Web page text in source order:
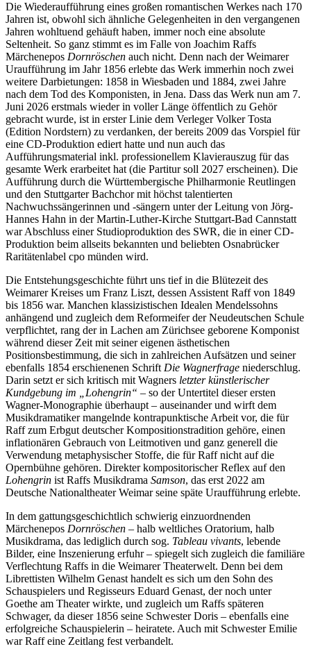
Die Wiederaufführung eines großen romantischen Werkes nach 170
Jahren ist, obwohl sich ähnliche Gelegenheiten in den vergangenen
Jahren wohltuend gehäuft haben, immer noch eine absolute
Seltenheit. So ganz stimmt es im Falle von Joachim Raffs
Märchenepos Dornröschen auch nicht. Denn nach der Weimarer
Uraufführung im Jahr 1856 erlebte das Werk immerhin noch zwei
weitere Darbietungen: 1858 in Wiesbaden und 1884, zwei Jahre
nach dem Tod des Komponisten, in Jena. Dass das Werk nun am 7.
Juni 2026 erstmals wieder in voller Länge öffentlich zu Gehör
gebracht wurde, ist in erster Linie dem Verleger Volker Tosta
(Edition Nordstern) zu verdanken, der bereits 2009 das Vorspiel für
eine CD-Produktion ediert hatte und nun auch das
Aufführungsmaterial inkl. professionellem Klavierauszug für das
gesamte Werk erarbeitet hat (die Partitur soll 2027 erscheinen). Die
Aufführung durch die Württembergische Philharmonie Reutlingen
und den Stuttgarter Bachchor mit höchst talentierten
Nachwuchssängerinnen und -sängern unter der Leitung von Jörg-
Hannes Hahn in der Martin-Luther-Kirche Stuttgart-Bad Cannstatt
war Abschluss einer Studioproduktion des SWR, die in einer CD-
Produktion beim allseits bekannten und beliebten Osnabrücker
Raritätenlabel cpo münden wird.
Die Entstehungsgeschichte führt uns tief in die Blütezeit des
Weimarer Kreises um Franz Liszt, dessen Assistent Raff von 1849
bis 1856 war. Manchen klassizistischen Idealen Mendelssohns
anhängend und zugleich dem Reformeifer der Neudeutschen Schule
verpflichtet, rang der in Lachen am Zürichsee geborene Komponist
während dieser Zeit mit seiner eigenen ästhetischen
Positionsbestimmung, die sich in zahlreichen Aufsätzen und seiner
ebenfalls 1854 erschienenen Schrift Die Wagnerfrage niederschlug.
Darin setzt er sich kritisch mit Wagners letzter künstlerischer
Kundgebung im „Lohengrin“ – so der Untertitel dieser ersten
Wagner-Monographie überhaupt – auseinander und wirft dem
Musikdramatiker mangelnde kontrapunktische Arbeit vor, die für
Raff zum Erbgut deutscher Kompositionstradition gehöre, einen
inflationären Gebrauch von Leitmotiven und ganz generell die
Verwendung metaphysischer Stoffe, die für Raff nicht auf die
Opernbühne gehören. Direkter kompositorischer Reflex auf den
Lohengrin ist Raffs Musikdrama Samson, das erst 2022 am
Deutsche Nationaltheater Weimar seine späte Uraufführung erlebte.
In dem gattungsgeschichtlich schwierig einzuordnenden
Märchenepos Dornröschen – halb weltliches Oratorium, halb
Musikdrama, das lediglich durch sog. Tableau vivants, lebende
Bilder, eine Inszenierung erfuhr – spiegelt sich zugleich die familiäre
Verflechtung Raffs in die Weimarer Theaterwelt. Denn bei dem
Librettisten Wilhelm Genast handelt es sich um den Sohn des
Schauspielers und Regisseurs Eduard Genast, der noch unter
Goethe am Theater wirkte, und zugleich um Raffs späteren
Schwager, da dieser 1856 seine Schwester Doris – ebenfalls eine
erfolgreiche Schauspielerin – heiratete. Auch mit Schwester Emilie
war Raff eine Zeitlang fest verbandelt.